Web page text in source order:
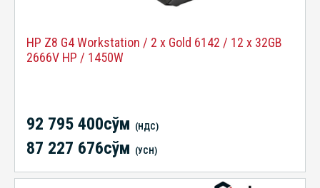
HP Z8 G4 Workstation / 2 x Gold 6142 / 12 x 32GB
2666V HP / 1450W
92 795 400сўм (НДС)
87 227 676сўм (УСН)